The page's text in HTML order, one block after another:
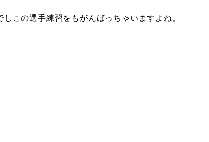
この選手練習をもがんばっちゃいますよね。